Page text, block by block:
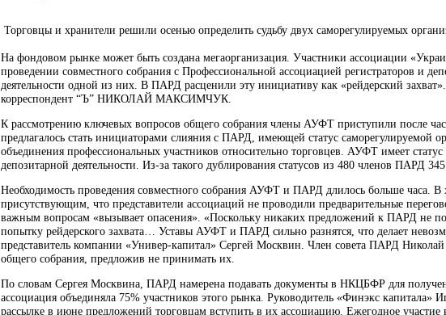
Торговцы и хранители решили осенью определить судьбу двух саморегулируемых
На фондовом рынке может быть создана мегаорганизация. Участники ассоциации
проведении совместного собрания с Профессиональной ассоциацией регистраторов и
деятельности одной из них. В ПАРД расценили эту инициативу как «рейдерский
корреспондент “Ъ” НИКОЛАЙ МАКСИМЧУК.
К рассмотрению ключевых вопросов общего собрания члены АУФТ приступили после
предлагалось стать инициаторами слияния с ПАРД, имеющей статус саморегулируемой
объединения профессиональных участников относительно торговцев. АУФТ имеет
депозитарной деятельности. Из-за такого дублирования статусов из 480 членов ПАРД
Необходимость проведения совместного собрания АУФТ и ПАРД длилось больше часа.
присутствующим, что представители ассоциаций не проводили предварительные
важным вопросам «вызывает опасения». «Поскольку никаких предложений к ПАРД не
попытку рейдерского захвата… Уставы АУФТ и ПАРД сильно разнятся, что делает
представитель компании «Универ-капитал» Сергей Москвин. Член совета ПАРД
общего собрания, предложив не принимать их.
По словам Сергея Москвина, ПАРД намерена подавать документы в НКЦБФР для
ассоциация объединяла 75% участников этого рынка. Руководитель «Финэкс
рассылке в июне предложений торговцам вступить в их ассоциацию. Ежегодное